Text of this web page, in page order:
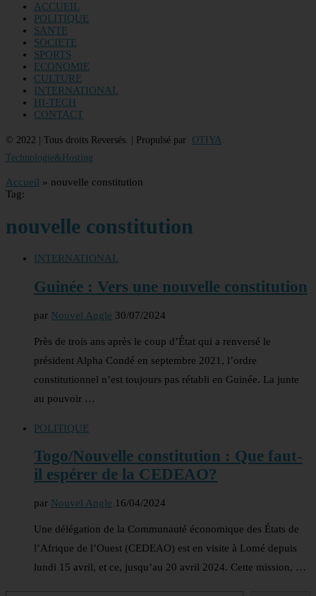
ACCUEIL
POLITIQUE
SANTE
SOCIETE
SPORTS
ECONOMIE
CULTURE
INTERNATIONAL
HI-TECH
CONTACT
© 2022 | Tous droits Reversés. | Propulsé par OTIYA
Technologie&Hosting
Accueil » nouvelle constitution
Tag:
nouvelle constitution
INTERNATIONAL
Guinée : Vers une nouvelle constitution
par Nouvel Angle 30/07/2024
Près de trois ans après le coup d’État qui a renversé le
président Alpha Condé en septembre 2021, l’ordre
constitutionnel n’est toujours pas rétabli en Guinée. La junte
au pouvoir …
POLITIQUE
Togo/Nouvelle constitution : Que faut-
il espérer de la CEDEAO?
par Nouvel Angle 16/04/2024
Une délégation de la Communauté économique des États de
l’Afrique de l’Ouest (CEDEAO) est en visite à Lomé depuis
lundi 15 avril, et ce, jusqu’au 20 avril 2024. Cette mission, …